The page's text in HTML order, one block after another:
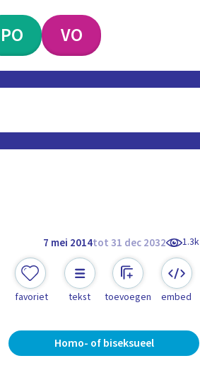
PO VO
7 mei 2014tot 31 dec 2032 1.3k
favoriet tekst toevoegen embed
Homo- of biseksueel